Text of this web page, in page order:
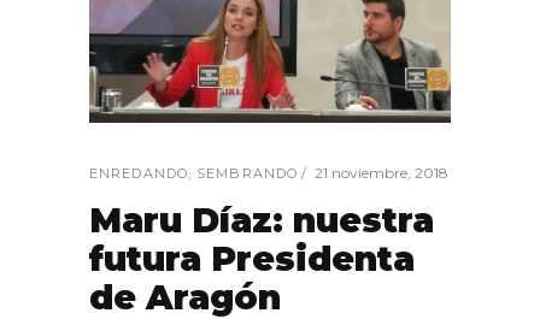
ENREDANDO, SEMBRANDO 21 noviembre, 2018
Maru Díaz: nuestra
futura Presidenta
de Aragón